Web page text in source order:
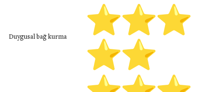
Duygusal bağ kurma